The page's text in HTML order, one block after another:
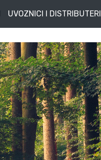
UVOZNICI I DISTRIBUTERI